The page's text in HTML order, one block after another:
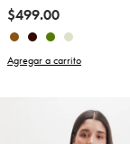
$499.00
Agregar a carrito